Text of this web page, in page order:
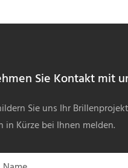
Sie Kontakt mit
Sie uns Ihr
in Kürze bei Ihnen melden.